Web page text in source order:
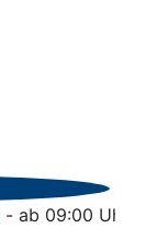
- ab 09:00 Uhr